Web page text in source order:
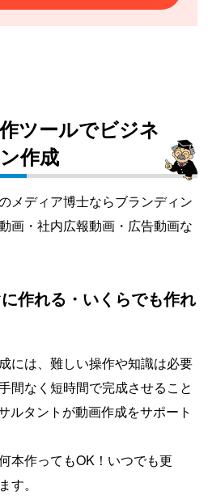
ツールでビジネ
作成
メディア博士ならブランディン
画・社内広報動画・広告動画な
作れる・いくらでも作れ
には、難しい操作や知識は必要
間なく短時間で完成させること
ルタントが動画作成をサポート
本作ってもOK！いつでも更
す。